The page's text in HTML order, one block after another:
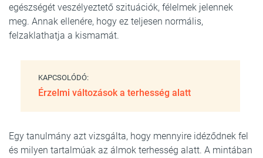
egészségét veszélyeztető szituációk, félelmek jelennek
meg. Annak ellenére, hogy ez teljesen normális,
felzaklathatja a kismamát.
KAPCSOLÓDÓ:
Érzelmi változások a terhesség alatt
Egy tanulmány azt vizsgálta, hogy mennyire idéződnek fel
és milyen tartalmúak az álmok terhesség alatt. A mintában